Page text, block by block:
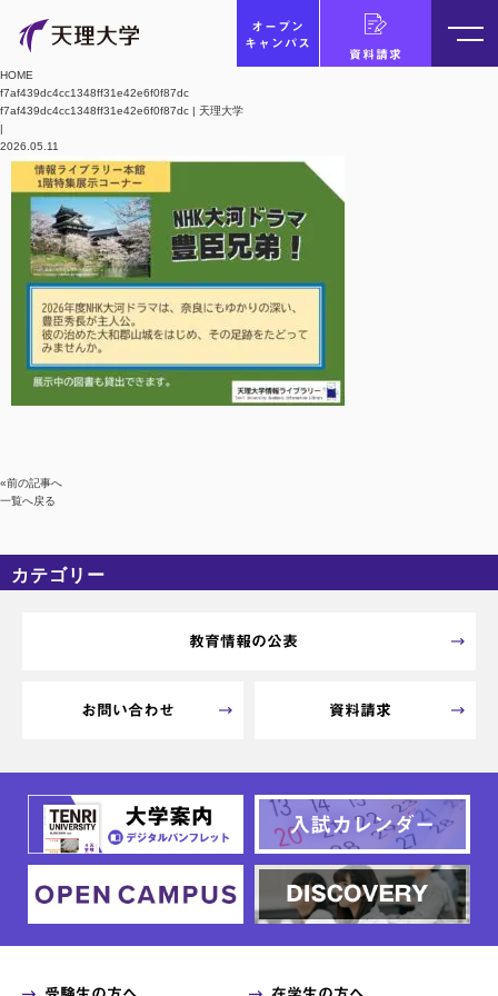
オープン
キャンパス
資料請求
HOME
f7af439dc4cc1348ff31e42e6f0f87dc
f7af439dc4cc1348ff31e42e6f0f87dc | 天理大学
|
2026.05.11
«前の記事へ
一覧へ戻る
カテゴリー
教育情報の公表
お問い合わせ 資料請求